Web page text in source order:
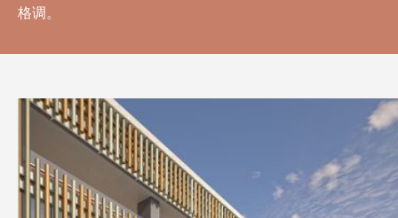
格调。